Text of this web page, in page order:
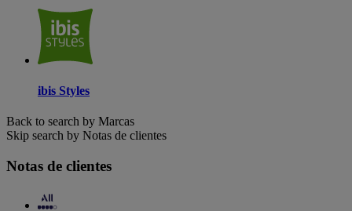
ibis Styles
Back to search by Marcas
Skip search by Notas de clientes
Notas de clientes